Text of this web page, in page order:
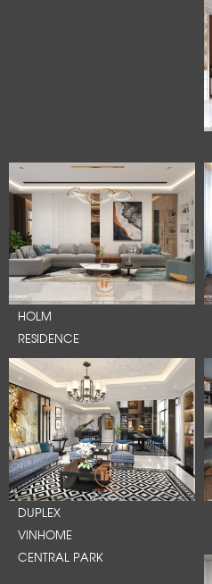
HOLM
RESIDENCE
DUPLEX
VINHOME
CENTRAL PARK